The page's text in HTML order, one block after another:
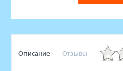
Описание Отзывы